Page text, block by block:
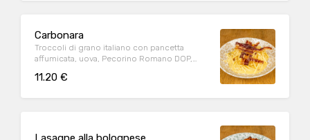
Carbonara
Troccoli di grano italiano con pancetta
affumicata, uova, Pecorino Romano DOP,
11.20 €